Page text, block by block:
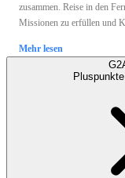
zusammen. Reise in den
Missionen zu erfüllen und
Mehr lesen